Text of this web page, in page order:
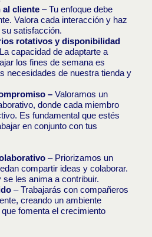
al cliente – Tu enfoque debe
Valora cada interacción y haz
satisfacción.
rotativos y disponibilidad
capacidad de adaptarte a
los fines de semana es
necesidades de nuestra tienda y
– Valoramos un
donde cada miembro
Es fundamental que estés
en conjunto con tus
– Priorizamos un
compartir ideas y colaborar.
les anima a contribuir.
– Trabajarás con compañeros
creando un ambiente
fomenta el crecimiento